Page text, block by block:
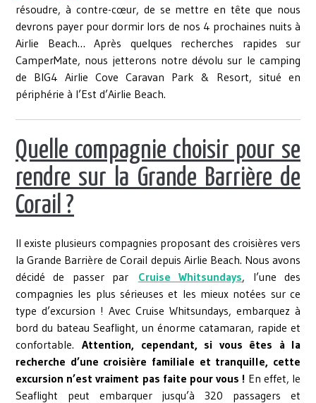
résoudre, à contre-cœur, de se mettre en tête que nous
devrons payer pour dormir lors de nos 4 prochaines nuits à
Airlie Beach… Après quelques recherches rapides sur
CamperMate, nous jetterons notre dévolu sur le camping
de BIG4 Airlie Cove Caravan Park & Resort, situé en
périphérie à l’Est d’Airlie Beach.
Quelle compagnie choisir pour se
rendre sur la Grande Barrière de
Corail ?
Il existe plusieurs compagnies proposant des croisières vers
la Grande Barrière de Corail depuis Airlie Beach. Nous avons
décidé de passer par Cruise Whitsundays, l’une des
compagnies les plus sérieuses et les mieux notées sur ce
type d’excursion ! Avec Cruise Whitsundays, embarquez à
bord du bateau Seaflight, un énorme catamaran, rapide et
confortable.Attention, cependant, si vous êtes à la
recherche d’une croisière familiale et tranquille, cette
excursion n’est vraiment pas faite pour vous ! En effet, le
Seaflight peut embarquer jusqu’à 320 passagers et